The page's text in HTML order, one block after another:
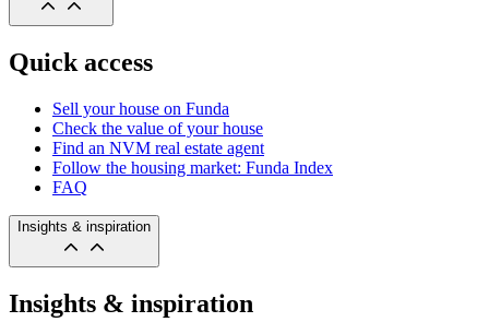
Quick access
Sell your house on Funda
Check the value of your house
Find an NVM real estate agent
Follow the housing market: Funda Index
FAQ
Insights & inspiration
Insights & inspiration